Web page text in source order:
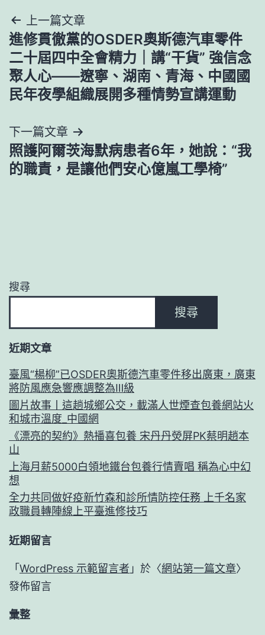
文
章
導
覽
上一篇文章
進修貫徹黨的OSDER奧斯德汽車零件
二十屆四中全會精力｜講“干貨” 強信念
聚人心——遼寧、湖南、青海、中國國
民年夜學組織展開多種情勢宣講運動
下一篇文章
照護阿爾茨海默病患者6年，她說：“我
的職責，是讓他們安心億嵐工學椅”
搜尋
搜尋
近期文章
臺風“楊柳”已OSDER奧斯德汽車零件移出廣東，廣東
將防風應急響應調整為Ⅲ級
圖片故事丨這趟城鄉公交，載滿人世煙查包養網站火
和城市溫度_中國網
《漂亮的契約》熱播喜包養 宋丹丹熒屏PK蔡明趙本
山
上海月薪5000白領地鐵台包養行情賣唱 稱為心中幻
想
全力共同做好疫新竹森和診所情防控任務 上千名家
政職員轉陣線上平臺進修技巧
近期留言
「 WordPress 示範留言者 」於〈網站第一篇文章〉
發佈留言
彙整